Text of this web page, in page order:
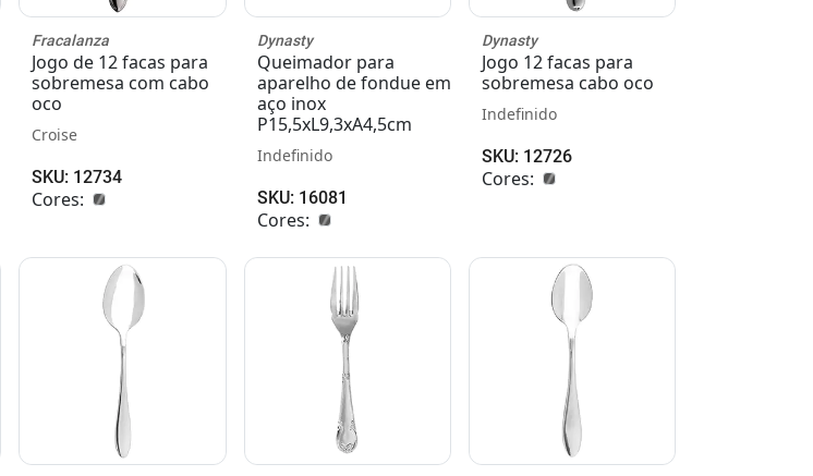
Fracalanza
Jogo de 12 facas para
sobremesa com cabo
oco
Croise
SKU: 12734
Cores:
Dynasty
Queimador para
aparelho de fondue em
aço inox
P15,5xL9,3xA4,5cm
Indefinido
SKU: 16081
Cores:
Dynasty
Jogo 12 facas para
sobremesa cabo oco
Indefinido
SKU: 12726
Cores: